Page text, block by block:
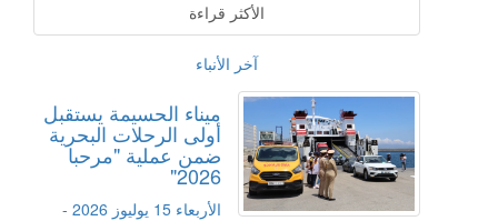
الأكثر قراءة
آخر الأنباء
ميناء الحسيمة يستقبل
أولى الرحلات البحرية
ضمن عملية "مرحبا
2026"
الأربعاء 15 يوليوز 2026 -